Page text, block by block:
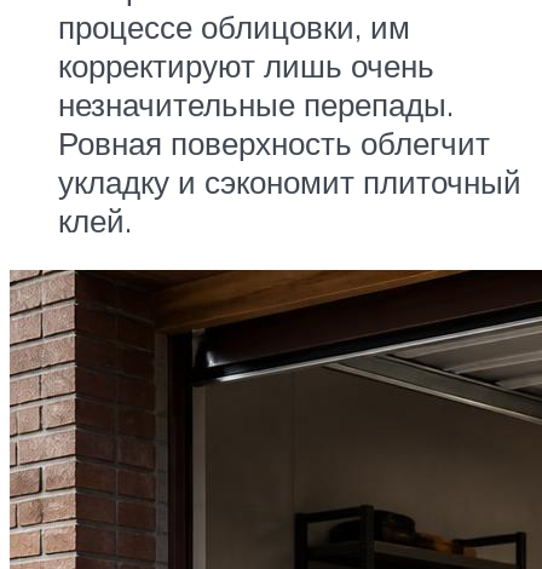
процессе облицовки, им
корректируют лишь очень
незначительные перепады.
Ровная поверхность облегчит
укладку и сэкономит плиточный
клей.